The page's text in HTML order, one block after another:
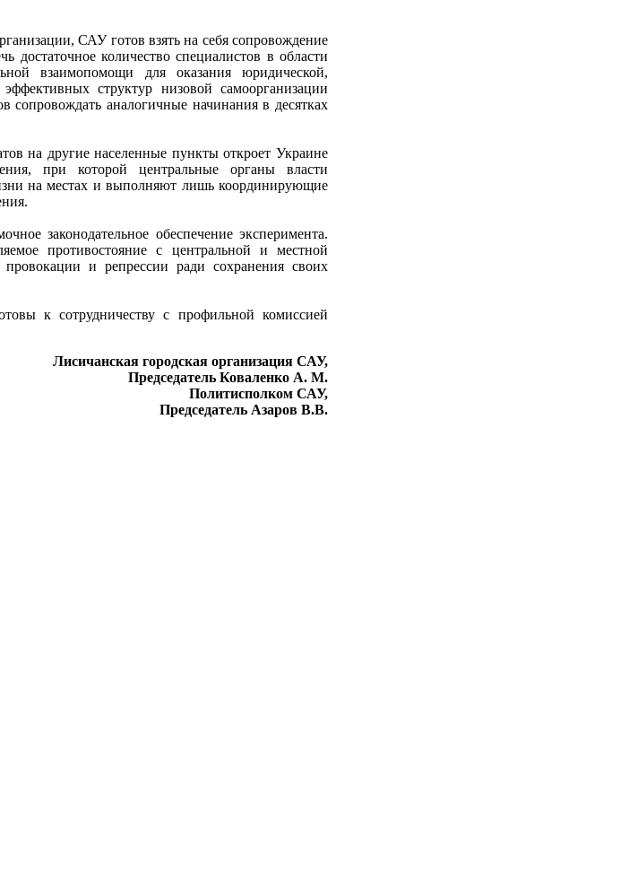
САУ готов взять на себя сопровождение
достаточное количество специалистов в области
взаимопомощи для оказания юридической,
структур низовой самоорганизации
сопровождать аналогичные начинания в десятках
на другие населенные пункты откроет Украине
при которой центральные органы власти
на местах и выполняют лишь координирующие
законодательное обеспечение эксперимента.
противостояние с центральной и местной
и репрессии ради сохранения своих
к сотрудничеству с профильной комиссией
Лисичанская городская организация САУ,
Председатель Коваленко А. М.
Политисполком САУ,
Председатель Азаров В.В.